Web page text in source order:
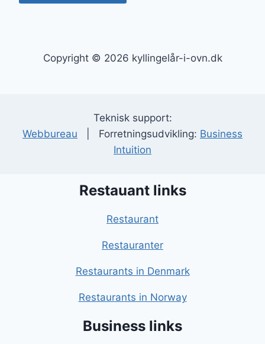
Copyright © 2026 kyllingelår-i-ovn.dk
Teknisk support:
Webbureau | Forretningsudvikling: Business
Intuition
Restauant links
Restaurant
Restauranter
Restaurants in Denmark
Restaurants in Norway
Business links